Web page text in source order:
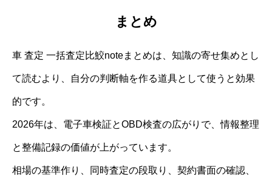
まとめ
車 査定 一括査定比鮫noteまとめは、知識の寄せ集めとし
て読むより、自分の判断軸を作る道具として使うと効果
的です。
2026年は、電子車検証とOBD検査の広がりで、情報整理
と整備記録の価値が上がっています。
相場の基準作り、同時査定の段取り、契約書面の確認、